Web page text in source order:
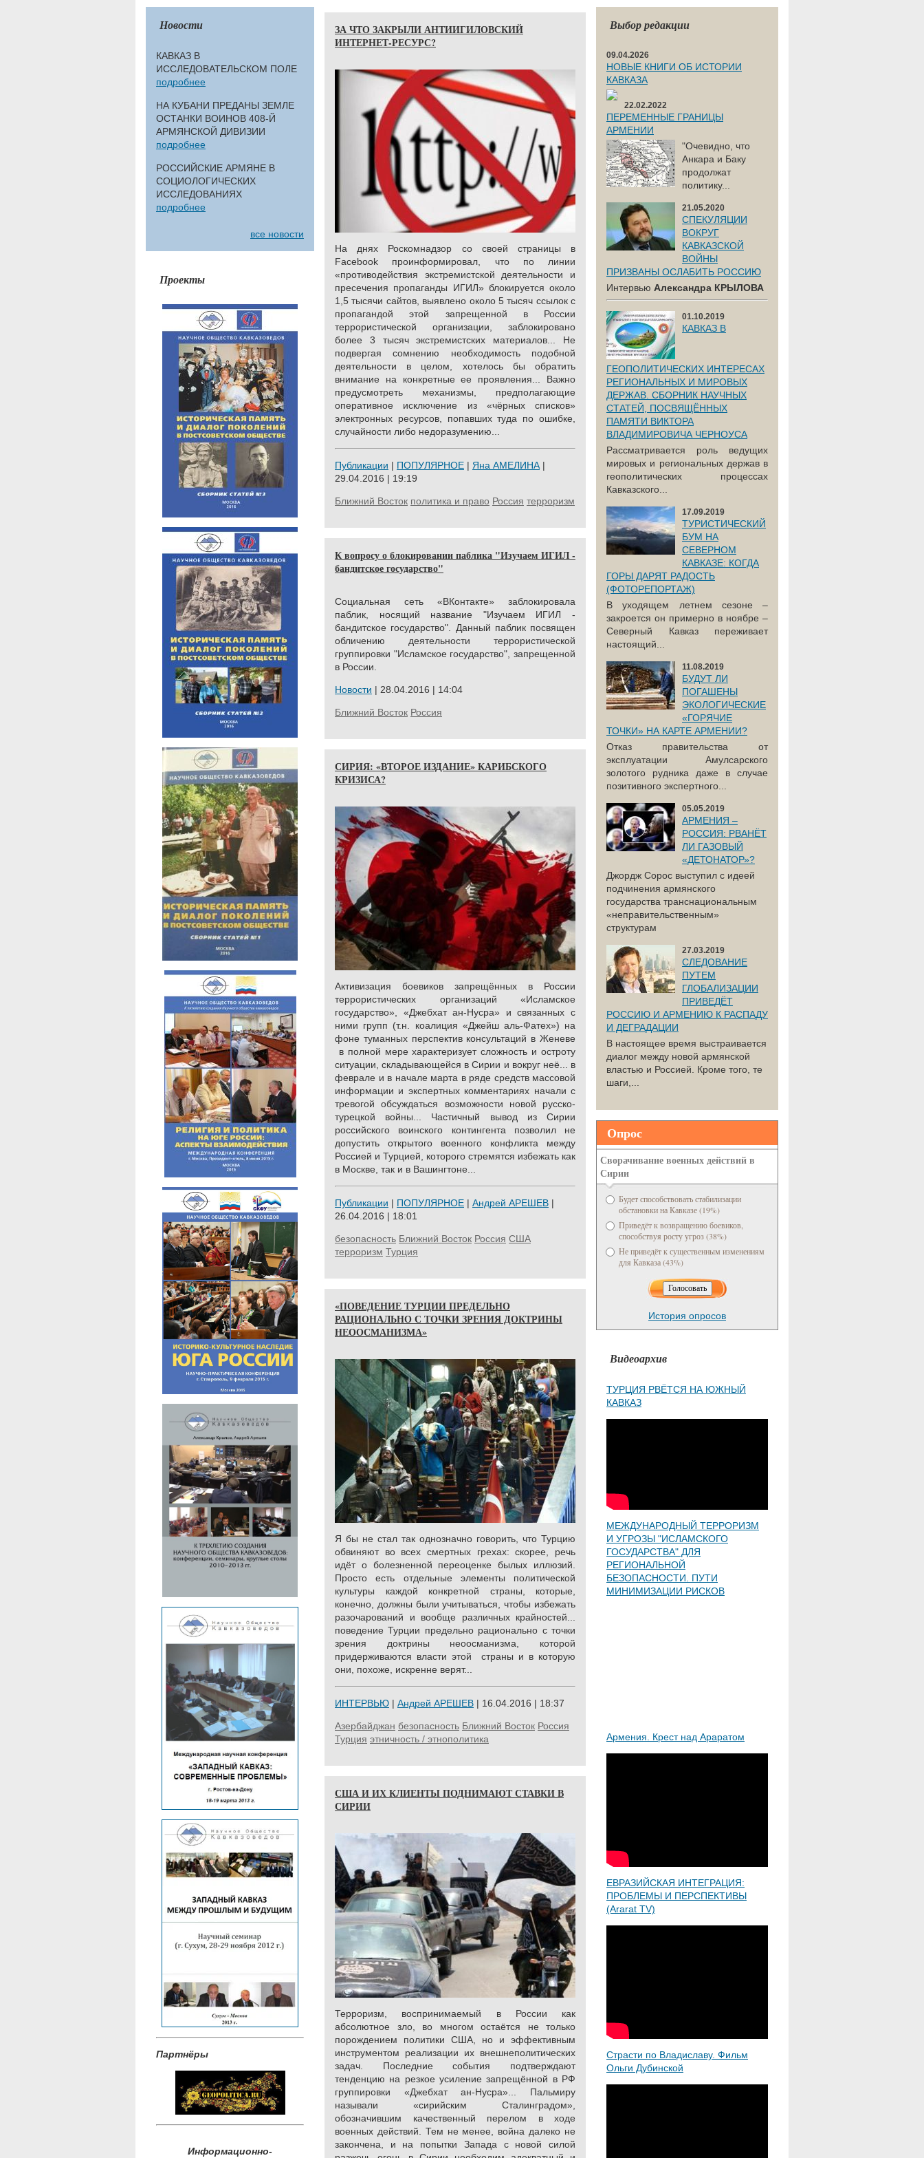
Новости
КАВКАЗ В
ИССЛЕДОВАТЕЛЬСКОМ ПОЛЕ
подробнее
НА КУБАНИ ПРЕДАНЫ ЗЕМЛЕ
ОСТАНКИ ВОИНОВ 408-Й
АРМЯНСКОЙ ДИВИЗИИ
подробнее
РОССИЙСКИЕ АРМЯНЕ В
СОЦИОЛОГИЧЕСКИХ
ИССЛЕДОВАНИЯХ
подробнее
все новости
Проекты
Партнёры
Информационно-
ЗА ЧТО ЗАКРЫЛИ АНТИИГИЛОВСКИЙ
ИНТЕРНЕТ-РЕСУРС?
На днях Роскомнадзор со своей страницы в
Facebook проинформировал, что по линии
«противодействия экстремистской деятельности и
пресечения пропаганды ИГИЛ» блокируется около
1,5 тысячи сайтов, выявлено около 5 тысяч ссылок с
пропагандой этой запрещенной в России
террористической организации, заблокировано
более 3 тысяч экстремистских материалов... Не
подвергая сомнению необходимость подобной
деятельности в целом, хотелось бы обратить
внимание на конкретные ее проявления... Важно
предусмотреть механизмы, предполагающие
оперативное исключение из «чёрных списков»
электронных ресурсов, попавших туда по ошибке,
случайности либо недоразумению...
Публикации | ПОПУЛЯРНОЕ | Яна АМЕЛИНА |
29.04.2016 | 19:19
Ближний Восток политика и право Россия терроризм
К вопросу о блокировании паблика "Изучаем ИГИЛ -
бандитское государство"
Социальная сеть «ВКонтакте» заблокировала
паблик, носящий название "Изучаем ИГИЛ -
бандитское государство". Данный паблик посвящен
обличению деятельности террористической
группировки "Исламское государство", запрещенной
в России.
Новости | 28.04.2016 | 14:04
Ближний Восток Россия
СИРИЯ: «ВТОРОЕ ИЗДАНИЕ» КАРИБСКОГО
КРИЗИСА?
Активизация боевиков запрещённых в России
террористических организаций «Исламское
государство», «Джебхат ан-Нусра» и связанных с
ними групп (т.н. коалиция «Джейш аль-Фатех») на
фоне туманных перспектив консультаций в Женеве
в полной мере характеризует сложность и остроту
ситуации, складывающейся в Сирии и вокруг неё... в
феврале и в начале марта в ряде средств массовой
информации и экспертных комментариях начали с
тревогой обсуждаться возможности новой русско-
турецкой войны... Частичный вывод из Сирии
российского воинского контингента позволил не
допустить открытого военного конфликта между
Россией и Турцией, которого стремятся избежать как
в Москве, так и в Вашингтоне...
Публикации | ПОПУЛЯРНОЕ | Андрей АРЕШЕВ |
26.04.2016 | 18:01
безопасность Ближний Восток Россия США
терроризм Турция
«ПОВЕДЕНИЕ ТУРЦИИ ПРЕДЕЛЬНО
РАЦИОНАЛЬНО С ТОЧКИ ЗРЕНИЯ ДОКТРИНЫ
НЕООСМАНИЗМА»
Я бы не стал так однозначно говорить, что Турцию
обвиняют во всех смертных грехах: скорее, речь
идёт о болезненной переоценке былых иллюзий.
Просто есть отдельные элементы политической
культуры каждой конкретной страны, которые,
конечно, должны были учитываться, чтобы избежать
разочарований и вообще различных крайностей...
поведение Турции предельно рационально с точки
зрения доктрины неоосманизма, которой
придерживаются власти этой страны и в которую
они, похоже, искренне верят...
ИНТЕРВЬЮ | Андрей АРЕШЕВ | 16.04.2016 | 18:37
Азербайджан безопасность Ближний Восток Россия
Турция этничность / этнополитика
США И ИХ КЛИЕНТЫ ПОДНИМАЮТ СТАВКИ В
СИРИИ
Терроризм, воспринимаемый в России как
абсолютное зло, во многом остаётся не только
порождением политики США, но и эффективным
инструментом реализации их внешнеполитических
задач. Последние события подтверждают
тенденцию на резкое усиление запрещённой в РФ
группировки «Джебхат ан-Нусра»... Пальмиру
называли «сирийским Сталинградом»,
обозначившим качественный перелом в ходе
военных действий. Тем не менее, война далеко не
закончена, и на попытки Запада с новой силой
Выбор редакции
09.04.2026
НОВЫЕ КНИГИ ОБ ИСТОРИИ
КАВКАЗА
22.02.2022
ПЕРЕМЕННЫЕ ГРАНИЦЫ
АРМЕНИИ
"Очевидно, что
Анкара и Баку
продолжат
политику...
21.05.2020
СПЕКУЛЯЦИИ
ВОКРУГ
КАВКАЗСКОЙ
ВОЙНЫ
ПРИЗВАНЫ ОСЛАБИТЬ РОССИЮ
Интервью Александра КРЫЛОВА
01.10.2019
КАВКАЗ В
ГЕОПОЛИТИЧЕСКИХ ИНТЕРЕСАХ
РЕГИОНАЛЬНЫХ И МИРОВЫХ
ДЕРЖАВ. СБОРНИК НАУЧНЫХ
СТАТЕЙ, ПОСВЯЩЁННЫХ
ПАМЯТИ ВИКТОРА
ВЛАДИМИРОВИЧА ЧЕРНОУСА
Рассматривается роль ведущих
мировых и региональных держав в
геополитических процессах
Кавказского...
17.09.2019
ТУРИСТИЧЕСКИЙ
БУМ НА
СЕВЕРНОМ
КАВКАЗЕ: КОГДА
ГОРЫ ДАРЯТ РАДОСТЬ
(ФОТОРЕПОРТАЖ)
В уходящем летнем сезоне –
закроется он примерно в ноябре –
Северный Кавказ переживает
настоящий...
11.08.2019
БУДУТ ЛИ
ПОГАШЕНЫ
ЭКОЛОГИЧЕСКИЕ
«ГОРЯЧИЕ
ТОЧКИ» НА КАРТЕ АРМЕНИИ?
Отказ правительства от
эксплуатации Амулсарского
золотого рудника даже в случае
позитивного экспертного...
05.05.2019
АРМЕНИЯ –
РОССИЯ: РВАНЁТ
ЛИ ГАЗОВЫЙ
«ДЕТОНАТОР»?
Джордж Сорос выступил с идеей
подчинения армянского
государства транснациональным
«неправительственным»
структурам
27.03.2019
СЛЕДОВАНИЕ
ПУТЕМ
ГЛОБАЛИЗАЦИИ
ПРИВЕДЁТ
РОССИЮ И АРМЕНИЮ К РАСПАДУ
И ДЕГРАДАЦИИ
В настоящее время выстраивается
диалог между новой армянской
властью и Россией. Кроме того, те
шаги,...
Опрос
Сворачивание военных действий в
Сирии
Будет способствовать стабилизации
обстановки на Кавказе (19%)
Приведёт к возвращению боевиков,
способствуя росту угроз (38%)
Не приведёт к существенным изменениям
для Кавказа (43%)
История опросов
Видеоархив
ТУРЦИЯ РВЁТСЯ НА ЮЖНЫЙ
КАВКАЗ
МЕЖДУНАРОДНЫЙ ТЕРРОРИЗМ
И УГРОЗЫ "ИСЛАМСКОГО
ГОСУДАРСТВА" ДЛЯ
РЕГИОНАЛЬНОЙ
БЕЗОПАСНОСТИ. ПУТИ
МИНИМИЗАЦИИ РИСКОВ
Армения. Крест над Араратом
ЕВРАЗИЙСКАЯ ИНТЕГРАЦИЯ:
ПРОБЛЕМЫ И ПЕРСПЕКТИВЫ
(Ararat TV)
Страсти по Владиславу. Фильм
Ольги Дубинской